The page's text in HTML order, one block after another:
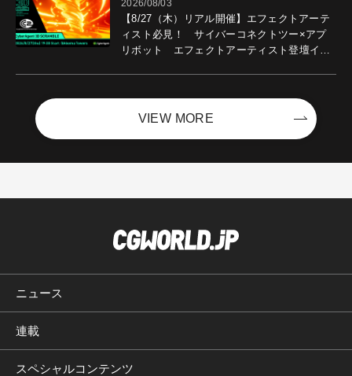
2026/08/03
【8/27（木）リアル開催】エフェクトアーテ
ィスト必見！ サイバーコネクトツー×アプ
リボット エフェクトアーティスト登壇イベ
VIEW MORE
ニュース
連載
スペシャルコンテンツ